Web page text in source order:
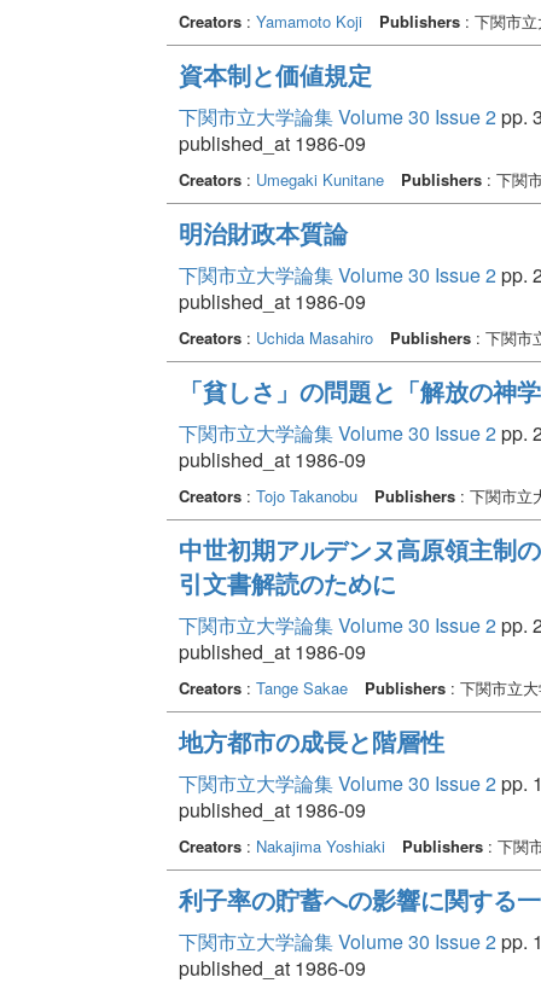
Creators: Yamamoto Koji Publishers: 下関市立
資本制と価値規定
下関市立大学論集 Volume 30 Issue 2pp.
published_at 1986-09
Creators: Umegaki Kunitane Publishers: 下関
明治財政本質論
下関市立大学論集 Volume 30 Issue 2pp.
published_at 1986-09
Creators: Uchida Masahiro Publishers: 下関市
「貧しさ」の問題と「解放の神
下関市立大学論集 Volume 30 Issue 2pp.
published_at 1986-09
Creators: Tojo Takanobu Publishers: 下関市立
中世初期アルデンヌ高原領主制
引文書解読のために
下関市立大学論集 Volume 30 Issue 2pp.
published_at 1986-09
Creators: Tange Sakae Publishers: 下関市立大
地方都市の成長と階層性
下関市立大学論集 Volume 30 Issue 2pp.
published_at 1986-09
Creators: Nakajima Yoshiaki Publishers: 下関
利子率の貯蓄への影響に関する
下関市立大学論集 Volume 30 Issue 2pp.
published_at 1986-09